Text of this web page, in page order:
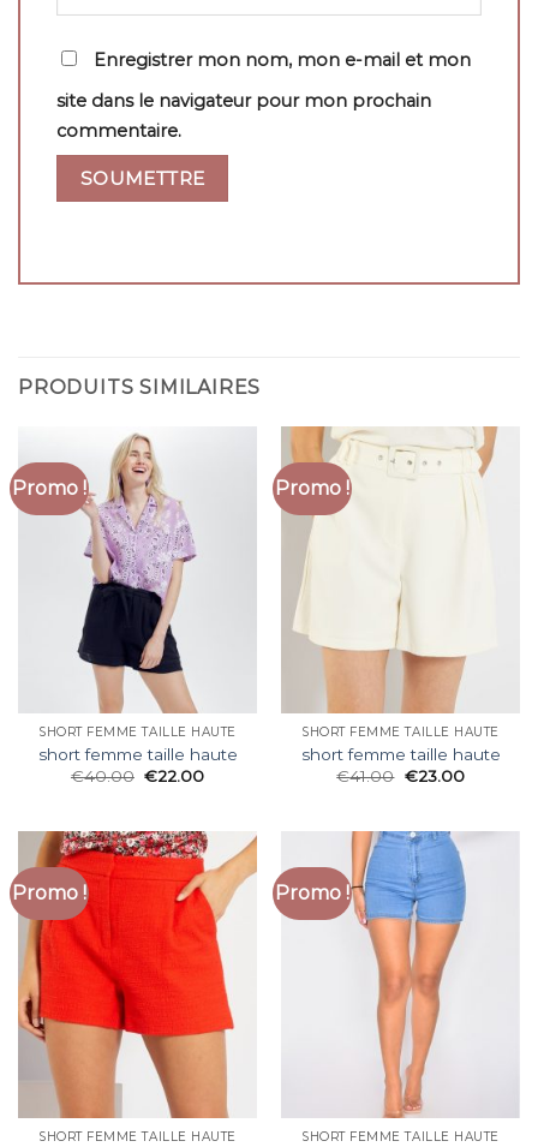
Enregistrer mon nom, mon e-mail et mon
site dans le navigateur pour mon prochain
commentaire.
PRODUITS SIMILAIRES
Promo !
SHORT FEMME TAILLE HAUTE
short femme taille haute
€40.00 €22.00
Promo !
SHORT FEMME TAILLE HAUTE
short femme taille haute
€41.00 €23.00
Promo !
SHORT FEMME TAILLE HAUTE
Promo !
SHORT FEMME TAILLE HAUTE